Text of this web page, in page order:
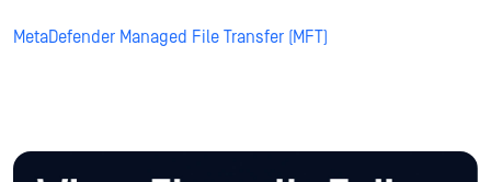
MetaDefender Managed File Transfer (MFT)